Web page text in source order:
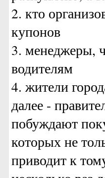
2. кто
купонов
3. менеджеры,
водителям
4. жители
далее -
побуждают
которых не
приводит к